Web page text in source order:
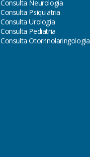
Consulta Neurologia
Consulta Psiquiatria
Consulta Urologia
Consulta Pediatria
Consulta Otorrinolaringologia